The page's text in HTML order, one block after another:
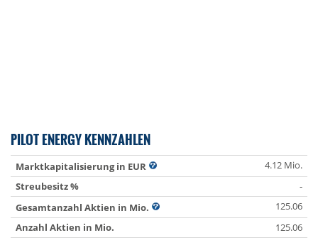
PILOT ENERGY KENNZAHLEN
Marktkapitalisierung in EUR
4.12 Mio.
Streubesitz %
-
Gesamtanzahl Aktien in Mio.
125.06
Anzahl Aktien in Mio.
125.06